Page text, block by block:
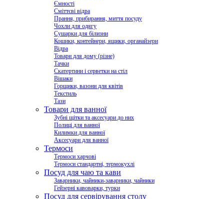
Ємності
Сміттєві відра
Прання, прибирання, миття посуду
Чохли для одягу
Сушарки для білизни
Кошики, контейнери, ящики, органайзери
Відра
Товари для дому (різне)
Тачки
Скатертини і серветки на стіл
Вішаки
Горщики, вазони для квітів
Текстиль
Тази
Товари для ванної
Зубні щітки та аксесуари до них
Полиці для ванної
Килимки для ванної
Аксесуари для ванної
Термоси
Термоси харчові
Термоси стандартні, термокухлі
Посуд для чаю та кави
Заварники, чайники-заварники, чайники
Гейзерні кавоварки, турки
Посуд для сервірування столу